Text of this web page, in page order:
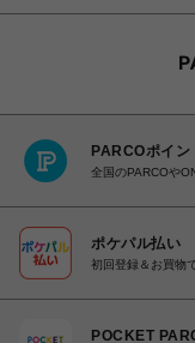
PARCOポイン
全国のPARCOや
ポケパル払い
初回登録＆お買物
POCKET